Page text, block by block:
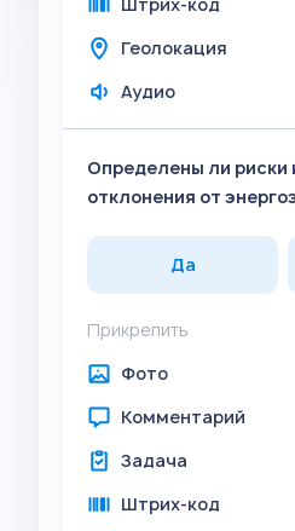
Геолокация
Аудио
Определены ли риски
отклонения от
Да
Прикрепить
Фото
Комментарий
Задача
Штрих-код